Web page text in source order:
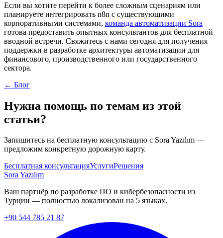
Если вы хотите перейти к более сложным сценариям или
планируете интегрировать n8n с существующими
корпоративными системами, команда автоматизации Sora
готова предоставить опытных консультантов для бесплатной
вводной встречи. Свяжитесь с нами сегодня для получения
поддержки в разработке архитектуры автоматизации для
финансового, производственного или государственного
сектора.
← Блог
Нужна помощь по темам из этой
статьи?
Запишитесь на бесплатную консультацию с Sora Yazılım —
предложим конкретную дорожную карту.
Бесплатная консультацияУслугиРешения
Sora Yazılım
Ваш партнёр по разработке ПО и кибербезопасности из
Турции — полностью локализован на 5 языках.
+90 544 785 21 87